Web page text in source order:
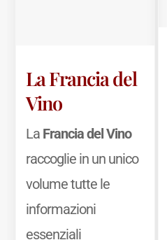
La Francia del
Vino
La Francia del Vino
raccoglie in un unico
volume tutte le
informazioni
essenziali